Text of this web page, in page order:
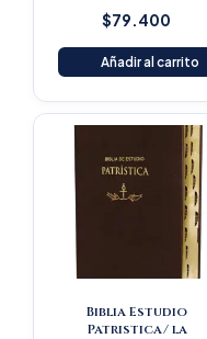
$79.400
Añadir al carrito
Biblia Estudio
Patristica/ la